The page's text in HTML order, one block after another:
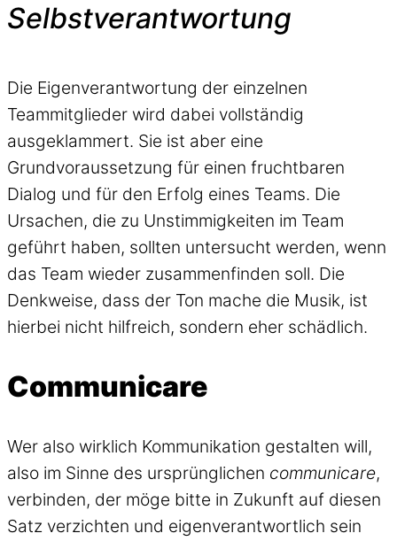
Selbstverantwortung
Die Eigenverantwortung der einzelnen
Teammitglieder wird dabei vollständig
ausgeklammert. Sie ist aber eine
Grundvoraussetzung für einen fruchtbaren
Dialog und für den Erfolg eines Teams. Die
Ursachen, die zu Unstimmigkeiten im Team
geführt haben, sollten untersucht werden, wenn
das Team wieder zusammenfinden soll. Die
Denkweise, dass der Ton mache die Musik, ist
hierbei nicht hilfreich, sondern eher schädlich.
Communicare
Wer also wirklich Kommunikation gestalten will,
also im Sinne des ursprünglichen communicare,
verbinden, der möge bitte in Zukunft auf diesen
Satz verzichten und eigenverantwortlich sein